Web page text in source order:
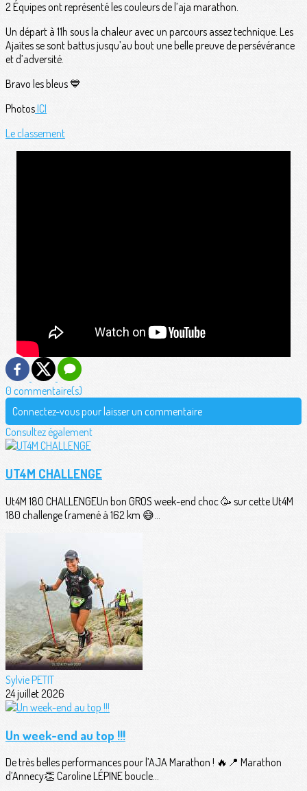
2 Équipes ont représenté les couleurs de l’aja marathon.
Un départ à 11h sous la chaleur avec un parcours assez technique. Les
Ajaïtes se sont battus jusqu’au bout une belle preuve de persévérance
et d’adversité.
Bravo les bleus 💙
PhotosICI
Le classement
0 commentaire(s)
Connectez-vous pour laisser un commentaire
Consultez également
UT4M CHALLENGE
Ut4M 180 CHALLENGEUn bon GROS week-end choc 🥳 sur cette Ut4M
180 challenge (ramené à 162 km 😅...
Sylvie PETIT
24 juillet 2026
Un week-end au top !!!
De très belles performances pour l’AJA Marathon ! 🔥📍 Marathon
d’Annecy👏 Caroline LÉPINE boucle...